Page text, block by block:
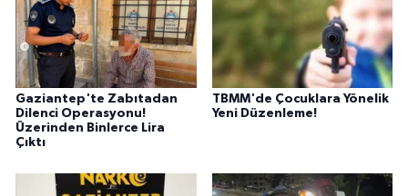
Gaziantep'te Zabıtadan
Dilenci Operasyonu!
Üzerinden Binlerce Lira
Çıktı
TBMM'de Çocuklara Yönelik
Yeni Düzenleme!